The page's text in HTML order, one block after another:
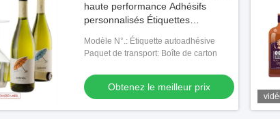
haute performance Adhésifs
personnalisés Étiquettes
autocollants pour étiquettes
Modèle N°.: Étiquette autoadhésive
Paquet de transport: Boîte de carton
Obtenez le meilleur prix